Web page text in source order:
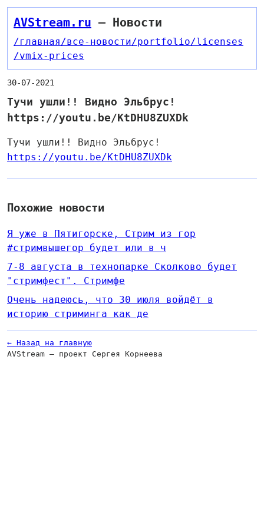
AVStream.ru — Новости
/главная/все-новости/portfolio/licenses
/vmix-prices
30-07-2021
Тучи ушли!! Видно Эльбрус!
https://youtu.be/KtDHU8ZUXDk
Тучи ушли!! Видно Эльбрус!
https://youtu.be/KtDHU8ZUXDk
Похожие новости
Я уже в Пятигорске, Стрим из гор
#стримвышегор будет или в ч
7-8 августа в технопарке Сколково будет
"стримфест". Стримфе
Очень надеюсь, что 30 июля войдёт в
историю стриминга как де
← Назад на главную
AVStream — проект Сергея Корнеева